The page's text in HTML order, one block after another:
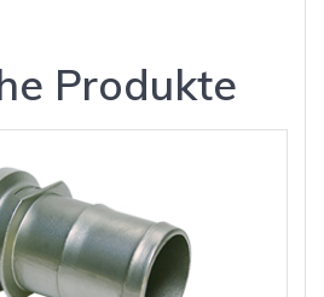
Produkte